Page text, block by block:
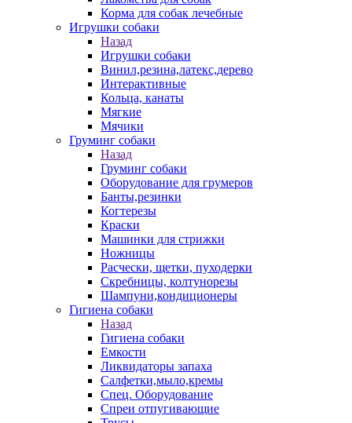
Корма для собак лечебные
Игрушки собаки
Назад
Игрушки собаки
Винил,резина,латекс,дерево
Интерактивные
Кольца, канаты
Мягкие
Мячики
Груминг собаки
Назад
Груминг собаки
Оборудование для грумеров
Банты,резинки
Когтерезы
Краски
Машинки для стрижки
Ножницы
Расчески, щетки, пуходерки
Скребницы, колтунорезы
Шампуни,кондиционеры
Гигиена собаки
Назад
Гигиена собаки
Емкости
Ликвидаторы запаха
Салфетки,мыло,кремы
Спец. Оборудование
Спреи отпугивающие